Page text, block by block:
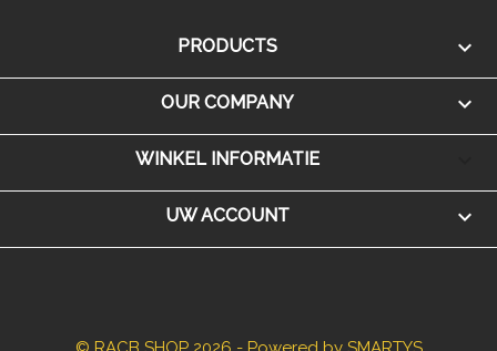
PRODUCTS 
OUR COMPANY 
WINKEL INFORMATIE
UW ACCOUNT 